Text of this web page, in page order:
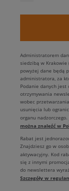
Administratorem
siedzibą w Krakowie
powyżej dane będą
administratora, za
Podanie danych
otrzymywania
wobec
usunięcia lub
organu nadzorczego.
można znaleźć w
Rabat jest
Znajdziesz go w
aktywacyjny. Kod
się z innymi
do newslettera
Szczegóły w